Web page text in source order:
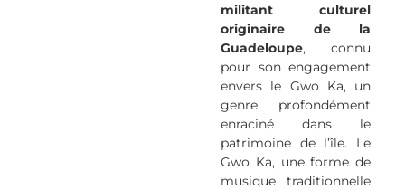
militant culturel
originaire de la
Guadeloupe, connu
pour son engagement
envers le Gwo Ka, un
genre profondément
enraciné dans le
patrimoine de l’île. Le
Gwo Ka, une forme de
musique traditionnelle